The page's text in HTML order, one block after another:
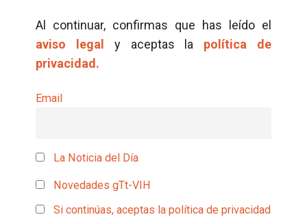
Al continuar, confirmas que has leído el
aviso legal
y aceptas la política de
privacidad.
Email
La Noticia del Día
Novedades gTt-VIH
Si continúas, aceptas la política de privacidad